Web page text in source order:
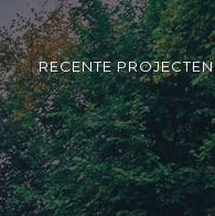
RECENTE PROJECTEN